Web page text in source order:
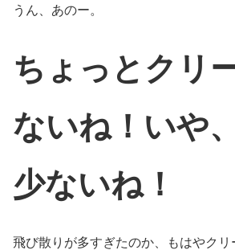
うん、あのー。
ちょっと クリ
ないね！いや
少ないね！
飛び散りが多すぎたのか、もはやク